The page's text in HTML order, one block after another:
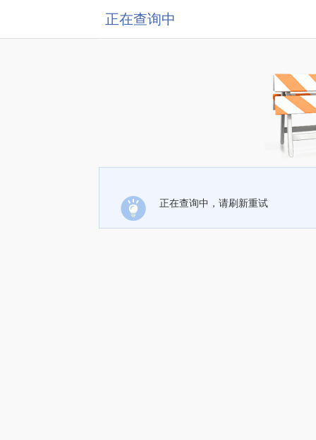
正在查询中
正在查询中，请刷新重试